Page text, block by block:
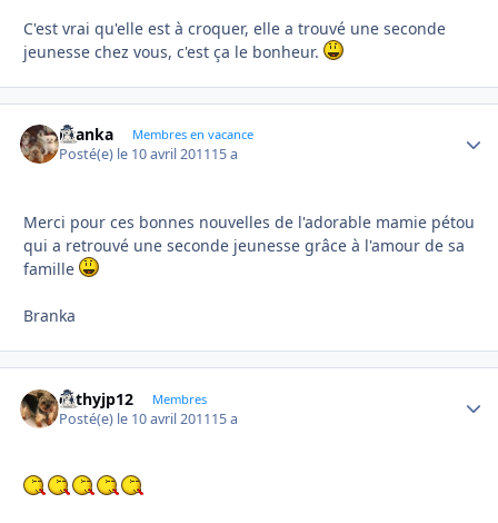
C'est vrai qu'elle est à croquer, elle a trouvé une seconde
jeunesse chez vous, c'est ça le bonheur.
branka Membres en vacance
Posté(e) le 10 avril 201115 a
Merci pour ces bonnes nouvelles de l'adorable mamie pétou
qui a retrouvé une seconde jeunesse grâce à l'amour de sa
famille
Branka
cathyjp12 Membres
Posté(e) le 10 avril 201115 a